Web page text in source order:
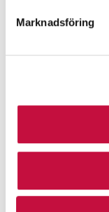
Marknadsföring